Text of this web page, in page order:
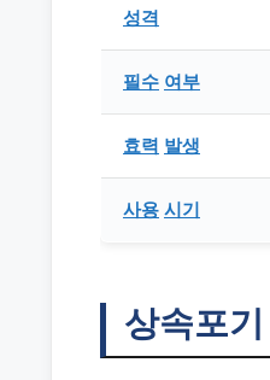
성격
필수 여부
효력 발생
사용 시기
상속포